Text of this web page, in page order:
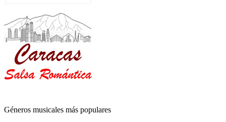
Géneros musicales más populares